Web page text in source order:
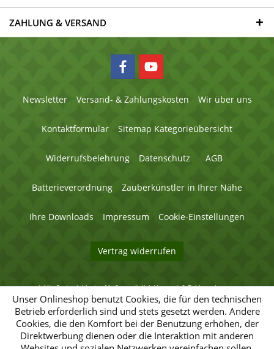
ZAHLUNG & VERSAND
Newsletter Versand- & Zahlungskosten Wir über uns
Kontaktformular Sitemap Kategorieübersicht
Widerrufsbelehrung Datenschutz AGB
Batterieverordnung Zauberkünstler in Ihrer Nähe
Ihre Downloads Impressum Cookie-Einstellungen
Vertrag widerrufen
* Alle Preise inklusive MwSt. zuzüglichVersand- & Zahlungskosten.
© 2026 Magic Factory - Alle Rechte vorbehalten.
Umsetzung
des
Magic-
Factory-
Umsetzung
Magic-
Unser Onlineshop benutzt Cookies, die für den technischen
Betrieb erforderlich sind und stets gesetzt werden. Andere
Cookies, die den Komfort bei der Benutzung erhöhen, der
Direktwerbung dienen oder die Interaktion mit anderen